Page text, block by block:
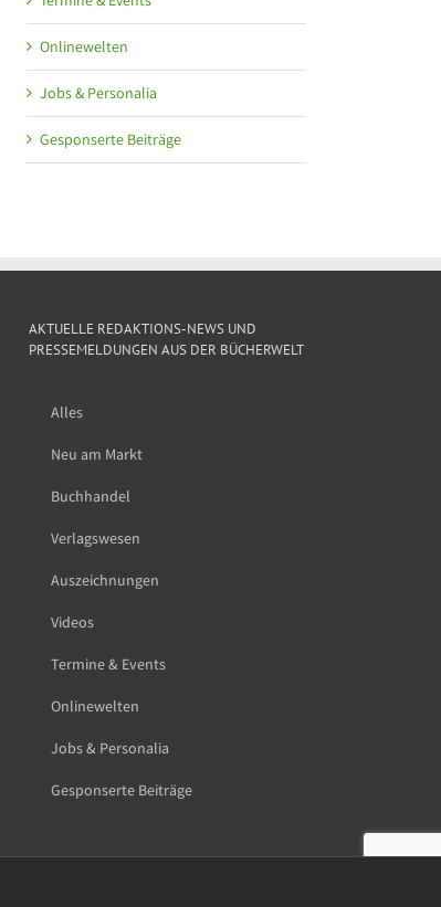
Onlinewelten
Jobs & Personalia
Gesponserte Beiträge
AKTUELLE REDAKTIONS-NEWS UND
PRESSEMELDUNGEN AUS DER BÜCHERWELT
Alles
Neu am Markt
Buchhandel
Verlagswesen
Auszeichnungen
Videos
Termine & Events
Onlinewelten
Jobs & Personalia
Gesponserte Beiträge